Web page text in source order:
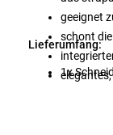
geeignet
schont
Lieferumfang:
1x